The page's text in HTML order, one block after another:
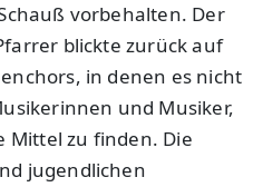
vorbehalten. Der
blickte zurück auf
in denen es nicht
und Musiker,
Mittel zu finden. Die
jugendlichen